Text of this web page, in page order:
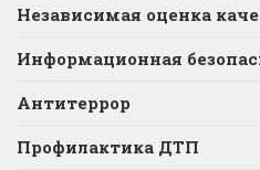
Независимая оценка
Информационная
Антитеррор
Профилактика ДТП